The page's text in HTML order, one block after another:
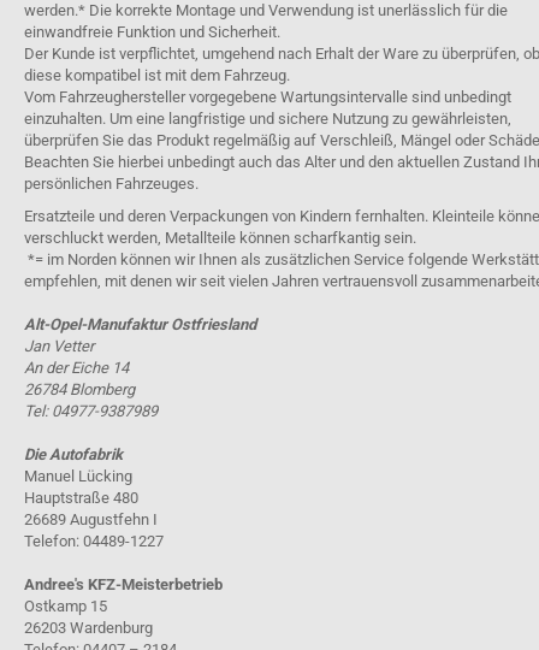
werden.* Die korrekte Montage und Verwendung ist unerlässlich für die
einwandfreie Funktion und Sicherheit.
Der Kunde ist verpflichtet, umgehend nach Erhalt der Ware zu überprüfen, ob
diese kompatibel ist mit dem Fahrzeug.
Vom Fahrzeughersteller vorgegebene Wartungsintervalle sind unbedingt
einzuhalten. Um eine langfristige und sichere Nutzung zu gewährleisten,
überprüfen Sie das Produkt regelmäßig auf Verschleiß, Mängel oder
Beachten Sie hierbei unbedingt auch das Alter und den aktuellen Zustand
persönlichen Fahrzeuges.
Ersatzteile und deren Verpackungen von Kindern fernhalten. Kleinteile
verschluckt werden, Metallteile können scharfkantig sein.
*= im Norden können wir Ihnen als zusätzlichen Service folgende
empfehlen, mit denen wir seit vielen Jahren vertrauensvoll
Alt-Opel-Manufaktur Ostfriesland
Jan Vetter
An der Eiche 14
26784 Blomberg
Tel: 04977-9387989
Die Autofabrik
Manuel Lücking
Hauptstraße 480
26689 Augustfehn I
Telefon: 04489-1227
Andree's KFZ-Meisterbetrieb
Ostkamp 15
26203 Wardenburg